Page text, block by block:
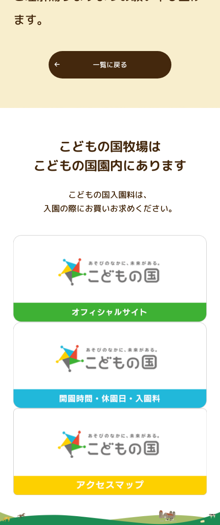
ます。
一覧に戻る
こどもの国牧場は
こどもの国園内にあります
こどもの国入園料は、
入園の際にお買いお求めください。